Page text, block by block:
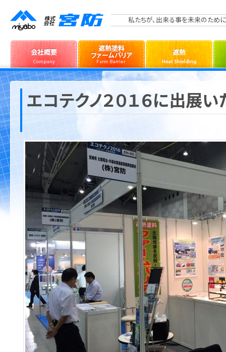
私たちが、出来る事を未来のために
エコテクノ２０１６に出展い